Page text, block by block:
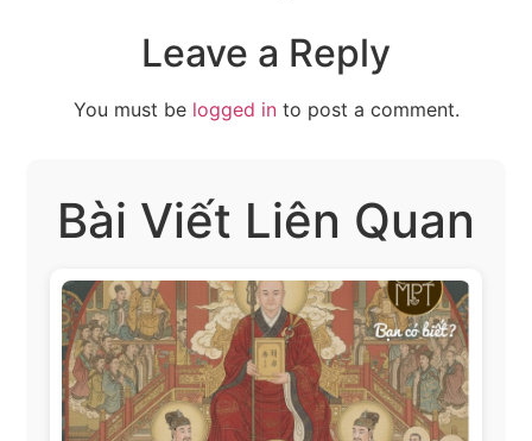
Leave a Reply
You must be logged into post a comment.
Bài Viết Liên Quan